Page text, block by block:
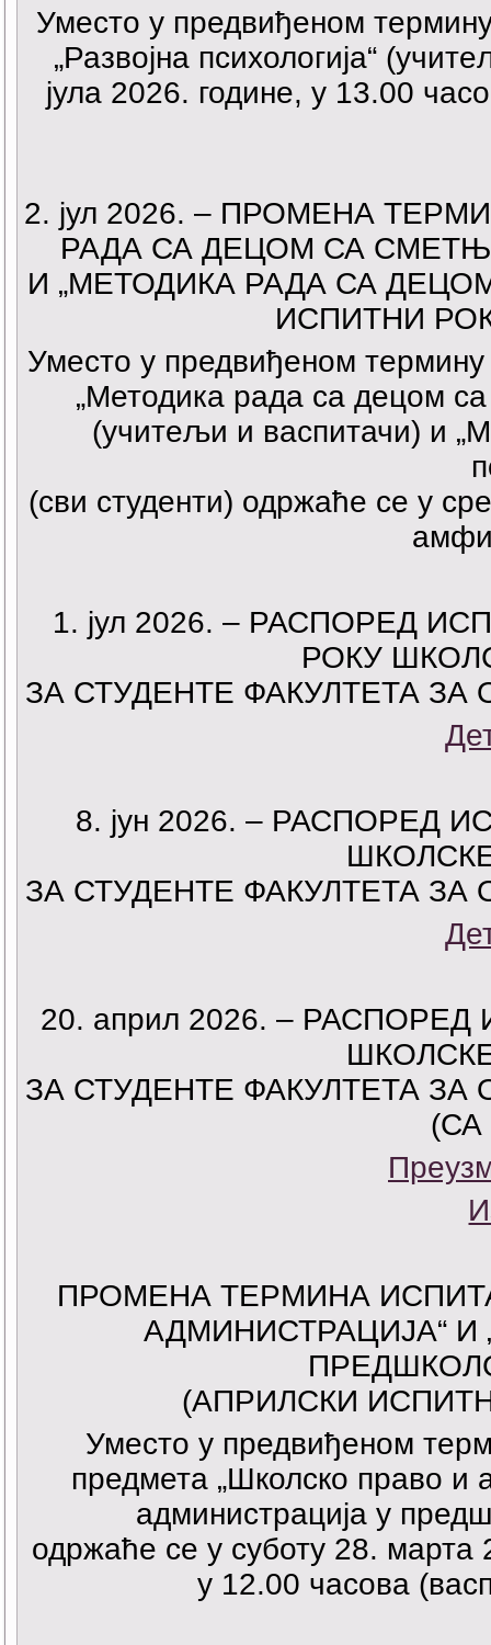
Уместо у предвиђеном
„Развојна психологија“
јула 2026. године, у 13.00
2. јул 2026. – ПРОМЕНА
РАДА СА ДЕЦОМ СА
И „МЕТОДИКА РАДА СА
ИСПИТНИ
Уместо у предвиђеном термину
„Методика рада са децом
(учитељи и васпитачи) и
(сви студенти) одржаће се у
1. јул 2026. – РАСПОРЕД
РОКУ
ЗА СТУДЕНТЕ ФАКУЛТЕТА
8. јун 2026. – РАСПОРЕД
ЗА СТУДЕНТЕ ФАКУЛТЕТА
20. април 2026. –
ЗА СТУДЕНТЕ ФАКУЛТЕТА
ПРОМЕНА ТЕРМИНА
АДМИНИСТРАЦИЈА“
(АПРИЛСКИ
Уместо у предвиђеном
предмета „Школско право и
администрација у
одржаће се у суботу 28.
у 12.00 часова